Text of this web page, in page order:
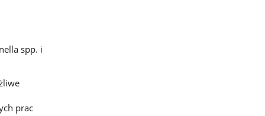
spp. i
prac